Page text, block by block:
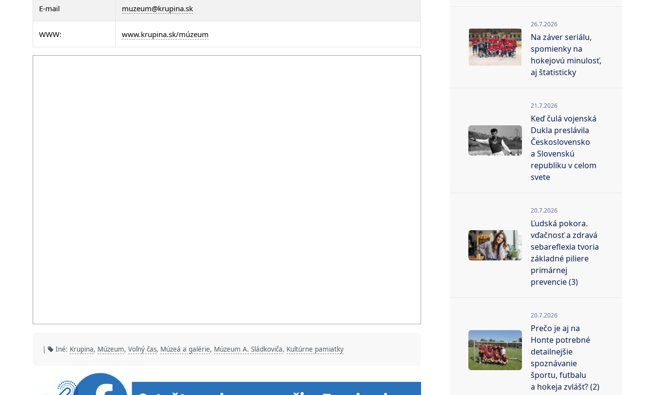
E-mail muzeum@krupina.sk
WWW: www.krupina.sk/múzeum
| Iné: Krupina, Múzeum, Voľný čas, Múzeá a galérie, Múzeum A. Sládkoviča, Kultúrne pamiatky
26.7.2026
Na záver seriálu,
spomienky na
hokejovú minulosť,
aj štatisticky
21.7.2026
Keď čulá vojenská
Dukla preslávila
Československo
a Slovenskú
republiku v celom
svete
20.7.2026
Ľudská pokora.
vďačnosť a zdravá
sebareflexia tvoria
základné piliere
primárnej
prevencie (3)
20.7.2026
Prečo je aj na
Honte potrebné
detailnejšie
spoznávanie
športu, futbalu
a hokeja zvlášť? (2)